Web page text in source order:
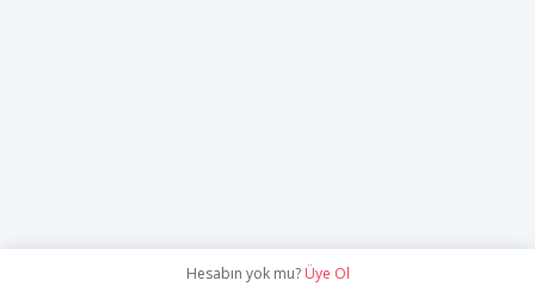
Hesabın yok mu? Üye Ol